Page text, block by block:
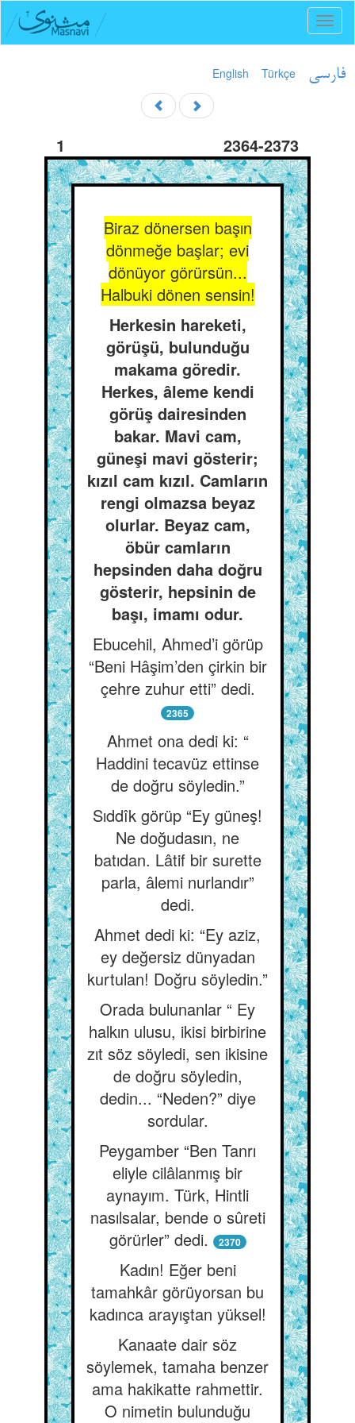
English Türkçe فارسی
1 2364-2373
Biraz dönersen başın
dönmeğe başlar; evi
dönüyor görürsün...
Halbuki dönen sensin!
Herkesin hareketi,
görüşü, bulunduğu
makama göredir.
Herkes, âleme kendi
görüş dairesinden
bakar. Mavi cam,
güneşi mavi gösterir;
kızıl cam kızıl. Camların
rengi olmazsa beyaz
olurlar. Beyaz cam,
öbür camların
hepsinden daha doğru
gösterir, hepsinin de
başı, imamı odur.
Ebucehil, Ahmed’i görüp
“Beni Hâşim’den çirkin bir
çehre zuhur etti” dedi.
2365
Ahmet ona dedi ki: “
Haddini tecavüz ettinse
de doğru söyledin.”
Sıddîk görüp “Ey güneş!
Ne doğudasın, ne
batıdan. Lâtif bir surette
parla, âlemi nurlandır”
dedi.
Ahmet dedi ki: “Ey aziz,
ey değersiz dünyadan
kurtulan! Doğru söyledin.”
Orada bulunanlar “ Ey
halkın ulusu, ikisi birbirine
zıt söz söyledi, sen ikisine
de doğru söyledin,
dedin... “Neden?” diye
sordular.
Peygamber “Ben Tanrı
eliyle cilâlanmış bir
aynayım. Türk, Hintli
nasılsalar, bende o sûreti
görürler” dedi.
2370
Kadın! Eğer beni
tamahkâr görüyorsan bu
kadınca arayıştan yüksel!
Kanaate dair söz
söylemek, tamaha benzer
ama hakikatte rahmettir.
O nimetin bulunduğu